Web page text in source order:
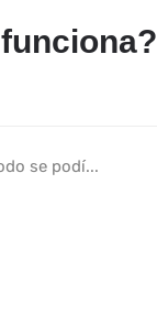
se podí...